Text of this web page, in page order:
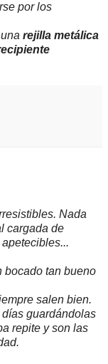
por los
rejilla metálica
Nada
cargada de
bocado tan bueno
salen bien.
guardándolas
repite y son las